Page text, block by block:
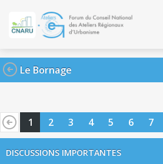
Le Bornage
1 2 3 4 5 6 7
DISCUSSIONS IMPORTANTES